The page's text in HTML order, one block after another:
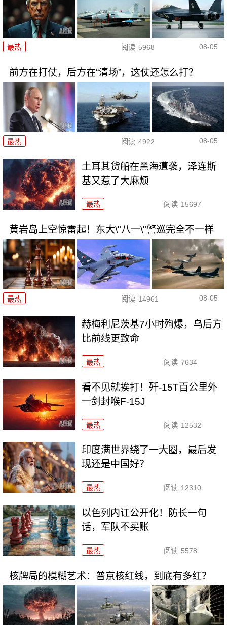
最热 阅读 5968 08-05
前方在打仗，后方在“清场”，这仗还怎么打？
最热 阅读 4922 08-05
土耳其货船在黑海遭袭，泽连斯
基又惹了大麻烦
最热 阅读 15697
黄岩岛上空惊雷起！东大\"八一\"警巡完全不一样
最热 阅读 14961 08-05
赫梅利尼茨基7小时殉爆，乌后方
比前线更致命
最热 阅读 7634
看不见就挨打！歼-15T百公里外
一剑封喉F-15J
最热 阅读 12532
印度满世界绕了一大圈，最后发
现还是中国好？
最热 阅读 12310
以色列内讧公开化！防长一句
话，军队不买账
最热 阅读 5578
核牌局的模糊艺术：普京核红线，到底有多红？